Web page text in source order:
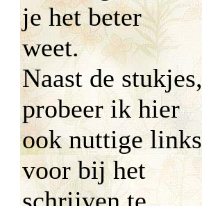
je het beter
weet.
Naast de stukjes,
probeer ik hier
ook nuttige links
voor bij het